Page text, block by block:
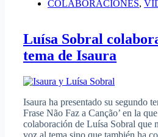
COLABORACIONES,
Luísa Sobral
tema de Isaura
Isaura ha presentado su segundo
Frase Não Faz a Canção’ en la
colaboración de Luísa Sobral que
voz al tema sino que también ha